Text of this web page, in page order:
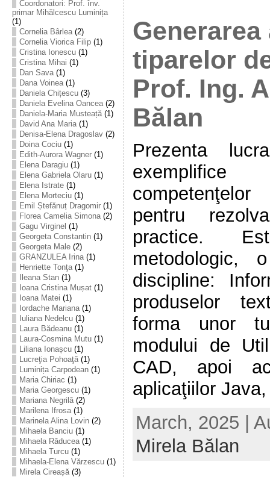
Coordonatori: Prof. înv.
primar Mihălcescu Luminița
(1)
Cornelia Bârlea(2)
Cornelia Viorica Filip(1)
Cristina Ionescu(1)
Cristina Mihai (1)
Dan Sava(1)
Dana Voinea(1)
Daniela Chițescu(3)
Daniela Evelina Oancea(2)
Daniela-Maria Musteață(1)
David Ana Maria(1)
Denisa-Elena Dragoslav(2)
Doina Cociu(1)
Edith-Aurora Wagner(1)
Elena Daragiu(1)
Elena Gabriela Olaru(1)
Elena Istrate(1)
Elena Morteciu(1)
Emil Ștefănuț Dragomir(1)
Florea Camelia Simona(2)
Gagu Virginel (1)
Georgeta Constantin(1)
Georgeta Male(2)
GRANZULEA Irina(1)
Henriette Tonţa(1)
Ileana Stan(1)
Ioana Cristina Mușat(1)
Ioana Matei (1)
Iordache Mariana(1)
Iuliana Nedelcu(1)
Laura Bădeanu(1)
Laura-Cosmina Mutu(1)
Liliana Ionașcu(1)
Lucreţia Pohoaţă(1)
Luminița Carpodean(1)
Maria Chiriac (1)
Maria Georgescu(1)
Mariana Negrilă(2)
Marilena Ifrosa(1)
Marinela Alina Lovin(2)
Mihaela Banciu(1)
Mihaela Răducea(1)
Mihaela Turcu(1)
Mihaela-Elena Vărzescu(1)
Mirela Cireașă(3)
tiparelor
Prof. Ing.
Bălan
Prezenta
exemplifice
pentru
practice.
metodologic,
discipline:
produselor
forma unor
modului de
CAD, apoi
aplicaţiilor
March, 2025 |
Mirela Bălan